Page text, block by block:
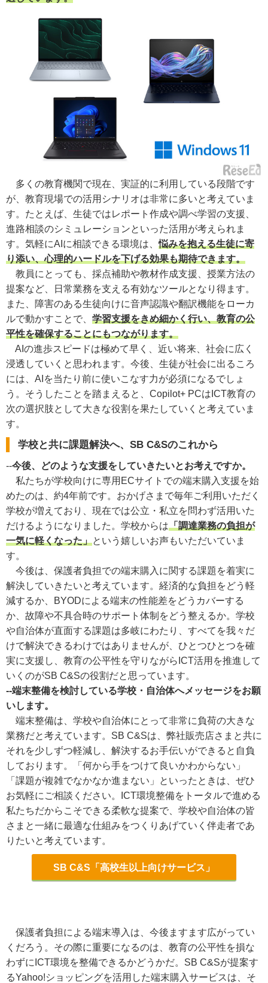
多くの教育機関で現在、実証的に利用している段階です
が、教育現場での活用シナリオは非常に多いと考えていま
す。たとえば、生徒ではレポート作成や調べ学習の支援、
進路相談のシミュレーションといった活用が考えられま
す。気軽にAIに相談できる環境は、悩みを抱える生徒に寄
り添い、心理的ハードルを下げる効果も期待できます。
教員にとっても、採点補助や教材作成支援、授業方法の
提案など、日常業務を支える有効なツールとなり得ます。
また、障害のある生徒向けに音声認識や翻訳機能をローカ
ルで動かすことで、 学習支援をきめ細かく行い、教育の公
平性を確保することにもつながります。
AIの進歩スピードは極めて早く、近い将来、社会に広く
浸透していくと思われます。今後、生徒が社会に出るころ
には、AIを当たり前に使いこなす力が必須になるでしょ
う。そうしたことを踏まえると、Copilot+ PCはICT教育の
次の選択肢として大きな役割を果たしていくと考えていま
す。
学校と共に課題解決へ、SB C&Sのこれから
--今後、どのような支援をしていきたいとお考えですか。
私たちが学校向けに専用ECサイトでの端末購入支援を始
めたのは、約4年前です。おかげさまで毎年ご利用いただく
学校が増えており、現在では公立・私立を問わず活用いた
だけるようになりました。学校からは「調達業務の負担が
一気に軽くなった」という嬉しいお声もいただいていま
す。
今後は、保護者負担での端末購入に関する課題を着実に
解決していきたいと考えています。経済的な負担をどう軽
減するか、BYODによる端末の性能差をどうカバーする
か、故障や不具合時のサポート体制をどう整えるか。学校
や自治体が直面する課題は多岐にわたり、すべてを我々だ
けで解決できるわけではありませんが、ひとつひとつを確
実に支援し、教育の公平性を守りながらICT活用を推進して
いくのがSB C&Sの役割だと思っています。
--端末整備を検討している学校・自治体へメッセージをお願
いします。
端末整備は、学校や自治体にとって非常に負荷の大きな
業務だと考えています。SB C&Sは、弊社販売店さまと共に
それを少しずつ軽減し、解決するお手伝いができると自負
しております。「何から手をつけて良いかわからない」
「課題が複雑でなかなか進まない」といったときは、ぜひ
お気軽にご相談ください。ICT環境整備をトータルで進める
私たちだからこそできる柔軟な提案で、学校や自治体の皆
さまと一緒に最適な仕組みをつくりあげていく伴走者であ
りたいと考えています。
SB C&S「高校生以上向けサービス」
保護者負担による端末導入は、今後ますます広がってい
くだろう。その際に重要になるのは、教育の公平性を損な
わずにICT環境を整備できるかどうかだ。SB C&Sが提案す
るYahoo!ショッピングを活用した端末購入サービスは、そ